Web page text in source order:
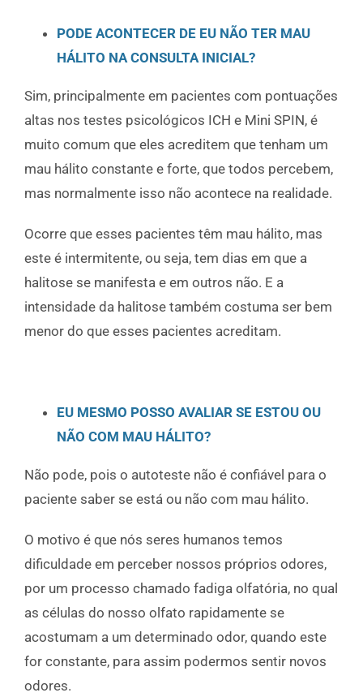
PODE ACONTECER DE EU NÃO TER MAU
HÁLITO NA CONSULTA INICIAL?
Sim, principalmente em pacientes com pontuações
altas nos testes psicológicos ICH e Mini SPIN, é
muito comum que eles acreditem que tenham um
mau hálito constante e forte, que todos percebem,
mas normalmente isso não acontece na realidade.
Ocorre que esses pacientes têm mau hálito, mas
este é intermitente, ou seja, tem dias em que a
halitose se manifesta e em outros não. E a
intensidade da halitose também costuma ser bem
menor do que esses pacientes acreditam.
EU MESMO POSSO AVALIAR SE ESTOU OU
NÃO COM MAU HÁLITO?
Não pode, pois o autoteste não é confiável para o
paciente saber se está ou não com mau hálito.
O motivo é que nós seres humanos temos
dificuldade em perceber nossos próprios odores,
por um processo chamado fadiga olfatória, no qual
as células do nosso olfato rapidamente se
acostumam a um determinado odor, quando este
for constante, para assim podermos sentir novos
odores.